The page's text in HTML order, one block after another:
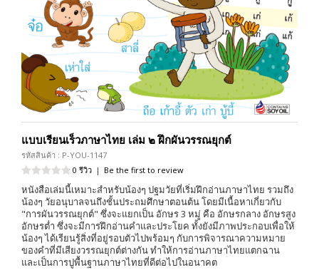
แบบเรียนเร็วภาษาไทย เล่ม ๒ ฝึกผันวรรณยุกต์
รหัสสินค้า : P-YOU-1147
0 รีวิว | Be the first to review
หนังสือเล่มนี้เหมาะสำหรับน้องๆ ปฐมวัยที่เริ่มฝึกอ่านภาษาไทย รวมถึง
น้องๆ วัยอนุบาลจนถึงชั้นประถมศึกษาตอนต้น โดยมีเนื้อหาเกี่ยวกับ
"การผันวรรณยุกต์" ซึ่งจะแยกเป็น อักษร 3 หมู่ คือ อักษรกลาง อักษรสูง
อักษรต่ำ ซึ่งจะมีการฝึกอ่านคำและประโยค ทั้งยังมีภาพประกอบเพื่อให้
น้องๆ ได้เรียนรู้สิ่งที่อยู่รอบตัวไปพร้อมๆ กับการพิจารณาความหมาย
ของคำที่มีเสียงวรรณยุกต์ต่างกัน ทำให้การอ่านภาษาไทยแตกฉาน
และเป็นการปูพื้นฐานภาษาไทยที่ดีต่อไปในอนาคต